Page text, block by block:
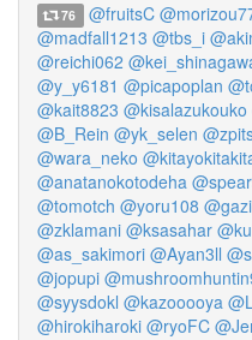
76 @fruitsC
@madfall1213 @tbs_i
@reichi062
@y_y6181 @picapoplan
@kait8823 @kisalazukouko
@B_Rein @yk_selen
@wara_neko
@anatanokotodeha
@tomotch @yoru108
@zklamani @ksasahar
@as_sakimori @Ayan3ll
@jopupi
@syysdokl @kazooooya
@hirokiharoki @ryoFC